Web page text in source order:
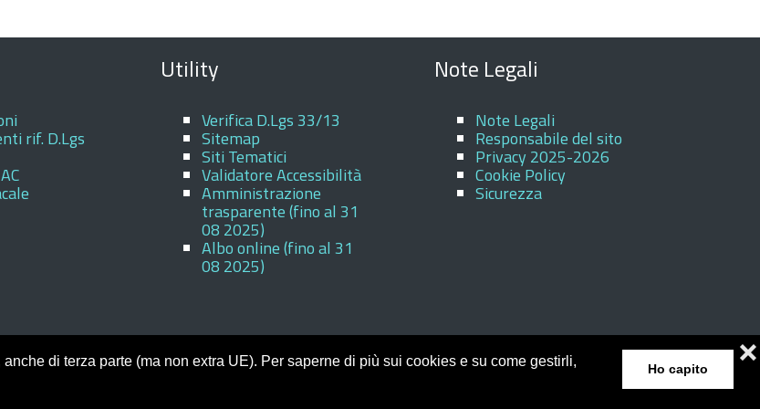
di terza parte (ma non extra UE). Per saperne di più sui cookies e su come gestirli,
Ho capito
❌
rif. D.Lgs
Utility
Verifica D.Lgs 33/13
Sitemap
Siti Tematici
Validatore Accessibilità
Amministrazione
trasparente (fino al 31
08 2025)
Albo online (fino al 31
08 2025)
Note Legali
Note Legali
Responsabile del sito
Privacy 2025-2026
Cookie Policy
Sicurezza
con la piattaforma